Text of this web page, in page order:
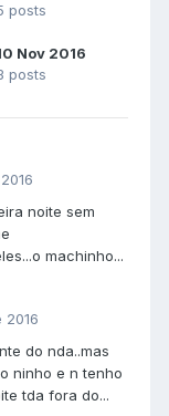
posts
Nov 2016
posts
noite sem
machinho...
2016
do nda..mas
ninho e n tenho
tda fora do...